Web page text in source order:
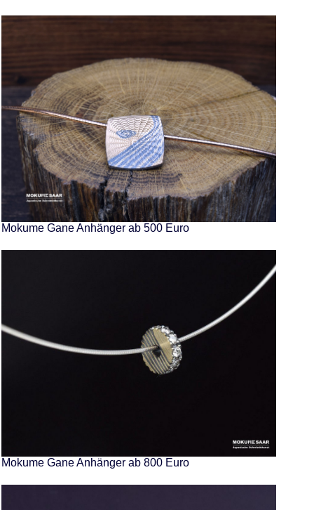
Mokume Gane Anhänger ab 500 Euro
Mokume Gane Anhänger ab 800 Euro